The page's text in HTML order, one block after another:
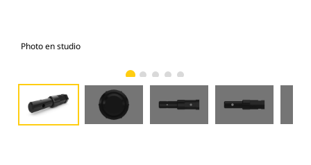
Photo en studio